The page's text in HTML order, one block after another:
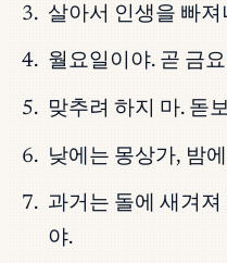
살아서 인생을 빠
월요일이야. 곧 금
맞추려 하지 마. 돋
낮에는 몽상가, 밤
과거는 돌에 새겨져
야.